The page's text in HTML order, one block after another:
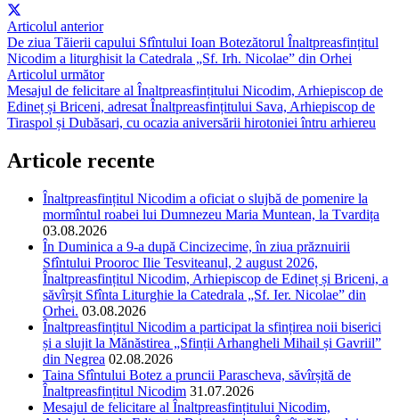
Articolul anterior
De ziua Tăierii capului Sfîntului Ioan Botezătorul Înaltpreasfințitul
Nicodim a liturghisit la Catedrala „Sf. Irh. Nicolae” din Orhei
Articolul următor
Mesajul de felicitare al Înaltpreasfințitului Nicodim, Arhiepiscop de
Edineț și Briceni, adresat Înaltpreasfințitului Sava, Arhiepiscop de
Tiraspol și Dubăsari, cu ocazia aniversării hirotoniei întru arhiereu
Articole recente
Înaltpreasfințitul Nicodim a oficiat o slujbă de pomenire la
mormîntul roabei lui Dumnezeu Maria Muntean, la Tvardița
03.08.2026
În Duminica a 9-a după Cincizecime, în ziua prăznuirii
Sfîntului Prooroc Ilie Tesviteanul, 2 august 2026,
Înaltpreasfințitul Nicodim, Arhiepiscop de Edineț și Briceni, a
săvîrșit Sfînta Liturghie la Catedrala „Sf. Ier. Nicolae” din
Orhei. 03.08.2026
Înaltpreasfințitul Nicodim a participat la sfințirea noii biserici
și a slujit la Mănăstirea „Sfinții Arhangheli Mihail și Gavriil”
din Negrea 02.08.2026
Taina Sfîntului Botez a pruncii Parascheva, săvîrșită de
Înaltpreasfințitul Nicodim 31.07.2026
Mesajul de felicitare al Înaltpreasfințitului Nicodim,